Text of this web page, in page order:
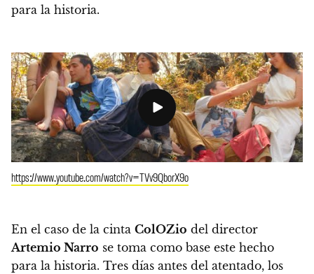
para la historia.
https://www.youtube.com/watch?v=TVv9QborX9o
En el caso de la cinta ColOZio del director
Artemio Narro se toma como base este hecho
para la historia. Tres días antes del atentado, los